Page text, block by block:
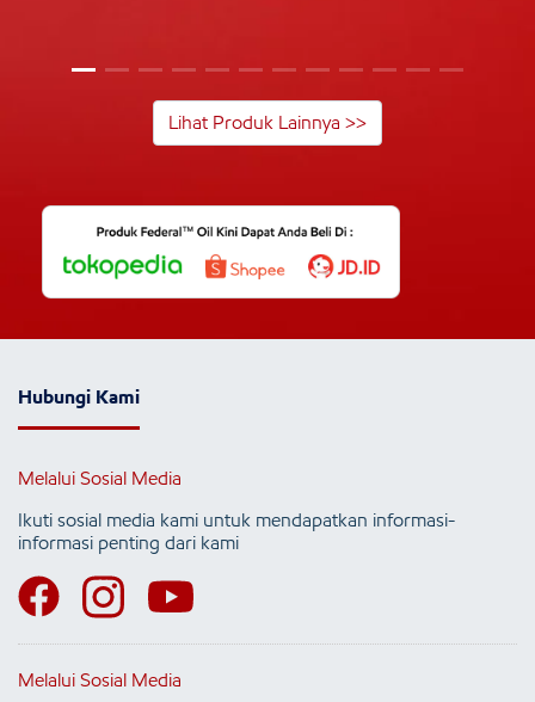
Lihat Produk Lainnya >>
Hubungi Kami
Melalui Sosial Media
Ikuti sosial media kami untuk mendapatkan informasi-
informasi penting dari kami
Melalui Sosial Media